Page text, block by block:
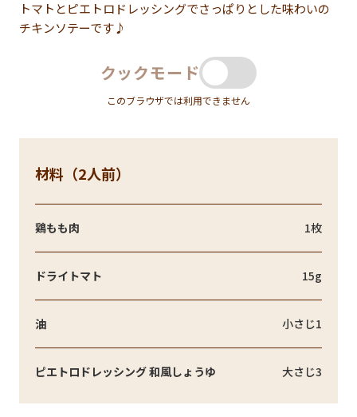
トマトとピエトロドレッシングでさっぱりとした味わいの
チキンソテーです♪
クックモード
このブラウザでは利用できません
材料（2人前）
鶏もも肉 1枚
ドライトマト 15g
油 小さじ1
ピエトロドレッシング 和風しょうゆ 大さじ3